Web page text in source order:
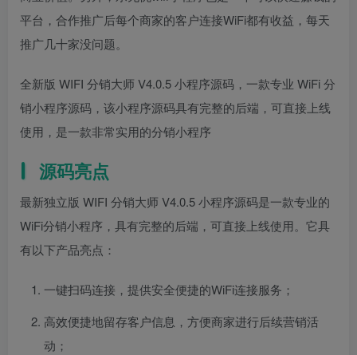
平台，合作推广后每个商家的客户连接WiFi都有收益，每天
推广几十家没问题。
全新版 WIFI 分销大师 V4.0.5 小程序源码，一款专业 WiFi 分
销小程序源码，该小程序源码具有完整的后端，可直接上线
使用，是一款非常实用的分销小程序
源码亮点
最新独立版 WIFI 分销大师 V4.0.5 小程序源码是一款专业的
WiFi分销小程序，具有完整的后端，可直接上线使用。它具
有以下产品亮点：
一键扫码连接，提供安全便捷的WiFi连接服务；
高效便捷地留存客户信息，方便商家进行后续营销活
动；